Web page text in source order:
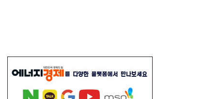
‘탄소 감축’ 없으면 21세기 후반 여름, 야외서
휴식해도 위험해진다